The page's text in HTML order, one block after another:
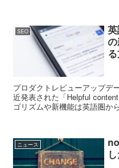
SEO
プロダクトレビューアップデ
近発表された「Helpful
ゴリズムや新機能は英語圏か
ニュース